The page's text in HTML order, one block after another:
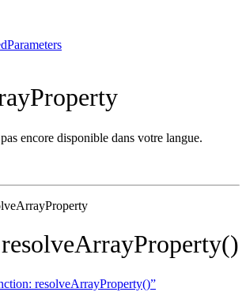
encore disponible dans votre langue.
resolveArrayProperty()”